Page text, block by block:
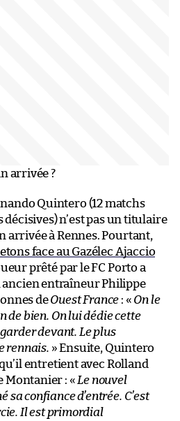
arrivée ?
Quintero (12 matchs
décisives) n’est pas un titulaire
arrivée à Rennes. Pourtant,
face au Gazélec Ajaccio
prêté par le FC Porto a
ancien entraîneur Philippe
deOuest France : « On le
de bien. On lui dédie cette
devant. Le plus
rennais. » Ensuite, Quintero
entretient avec Rolland
Montanier : « Le nouvel
sa confiance d’entrée. C’est
Il est primordial